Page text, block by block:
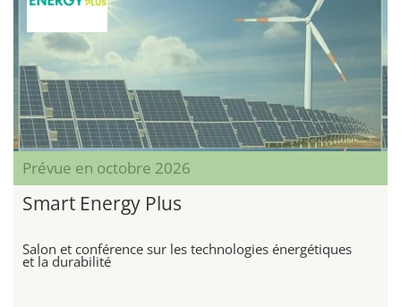
Prévue en octobre 2026
Smart Energy Plus
Salon et conférence sur les technologies énergétiques
et la durabilité